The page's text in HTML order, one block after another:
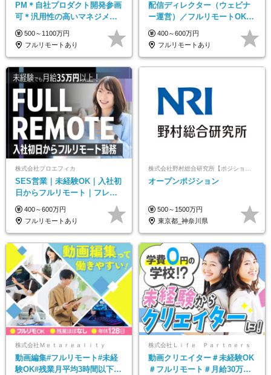
PM＊自社プロダクト開発参画
可＊汎用性の高いマネジメン
トスキル＊年収1000万以上可
500～1100万円
フルリモートあり
配信ディレクター（ウェビナ
ー運営）／フルリモートOK／
土日祝休み／年休123日／年収
600万円可
400～600万円
フルリモートあり
株式会社プロエフィカ
SES営業｜未経験OK｜入社初
日からフルリモート｜フレッ
クス可｜残業月平均10h以下｜
事業立ち上げメンバー
400～600万円
フルリモートあり
株式会社野村総合研究所【ポジションマッチ登録】
オープンポジション
500～1500万円
東京都_神奈川県
株式会社Ｍｅｔａｒｅａｌｉｔｙ
動画編集#フルリモート#未経
験OK#残業月平均3時間以下#
株式会社Ｌｉｆｅ Ｐａｒｔｎｅｒｓ
動画クリエイター＃未経験OK
＃フルリモート＃月給30万～#